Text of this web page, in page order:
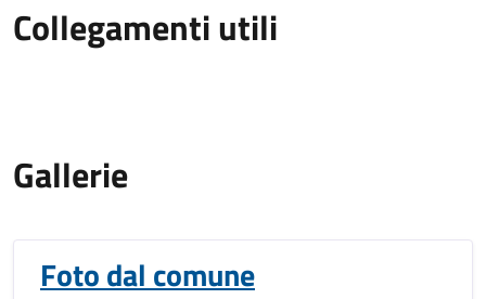
Collegamenti utili
Gallerie
Foto dal comune